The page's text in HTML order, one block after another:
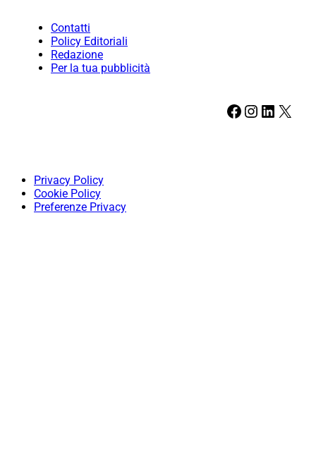
Contatti
Policy Editoriali
Redazione
Per la tua pubblicità
Facebook Instagram LinkedIn X
Privacy Policy
Cookie Policy
Preferenze Privacy